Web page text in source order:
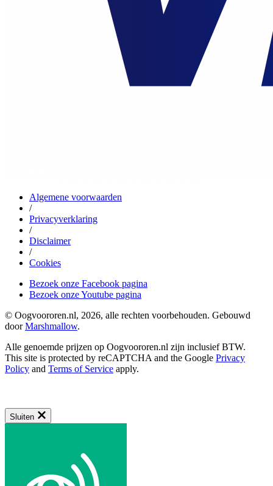
Algemene voorwaarden
/
Privacyverklaring
/
Disclaimer
/
Cookies
Bezoek onze Facebook pagina
Bezoek onze Youtube pagina
© Oogvoororen.nl, 2026, alle rechten voorbehouden. Gebouwd
doorMarshmallow.
Alle genoemde prijzen op Oogvoororen.nl zijn inclusief BTW.
This site is protected by reCAPTCHA and the Google Privacy
Policy and Terms of Service apply.
Sluiten